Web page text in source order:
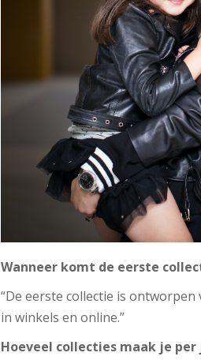
Wanneer komt de eerste
“De eerste collectie is
in winkels en online.”
Hoeveel collecties maak je per